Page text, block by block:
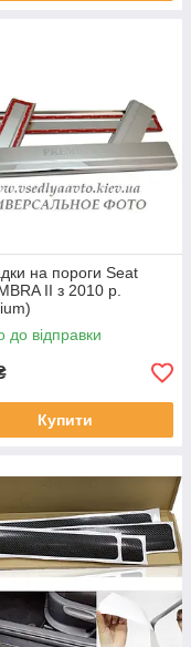
на пороги Seat
II з 2010 р.
до відправки
Купити